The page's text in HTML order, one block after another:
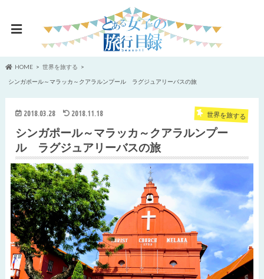
HOME 世界を旅する
シンガポール～マラッカ～クアラルンプール ラグジュアリーバスの旅
2018.03.28 2018.11.18 世界を旅する
シンガポール～マラッカ～クアラルンプー
ル ラグジュアリーバスの旅